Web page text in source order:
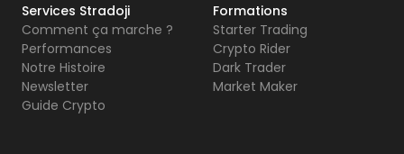
Services Stradoji
Comment ça marche ?
Performances
Notre Histoire
Newsletter
Guide Crypto
Formations
Starter Trading
Crypto Rider
Dark Trader
Market Maker